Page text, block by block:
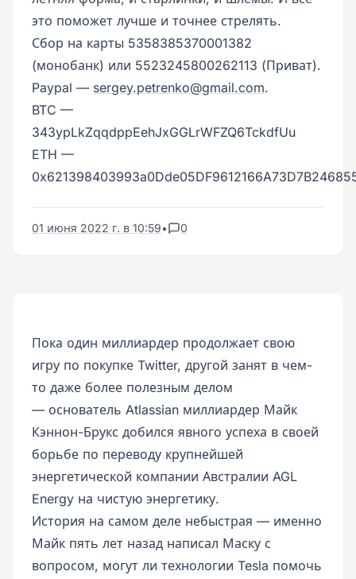
это поможет лучше и точнее стрелять.
Сбор на карты 5358385370001382
(монобанк) или 5523245800262113 (Приват).
Paypal — sergey.petrenko@gmail.com.
BTC —
343ypLkZqqdppEehJxGGLrWFZQ6TckdfUu
ETH —
01 июня 2022 г. в 10:59• 0
Пока один миллиардер продолжает свою
игру по покупке Twitter, другой занят в чем-
то даже более полезным делом
— основатель Atlassian миллиардер Майк
Кэннон-Брукс добился явного успеха в своей
борьбе по переводу крупнейшей
энергетической компании Австралии AGL
Energy на чистую энергетику.
История на самом деле небыстрая — именно
Майк пять лет назад написал Маску с
вопросом, могут ли технологии Tesla помочь